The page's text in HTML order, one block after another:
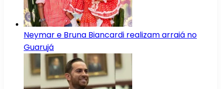
Neymar e Bruna Biancardi realizam arraiá no
Guarujá